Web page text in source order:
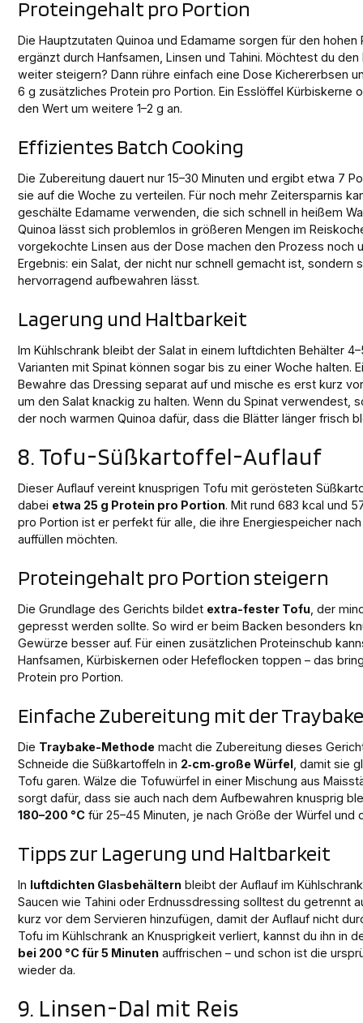
Proteingehalt pro Portion
Die Hauptzutaten Quinoa und Edamame sorgen für den hohen
ergänzt durch Hanfsamen, Linsen und Tahini. Möchtest du
weiter steigern? Dann rühre einfach eine Dose Kichererbsen
6 g zusätzliches Protein pro Portion. Ein Esslöffel Kürbiskerne
den Wert um weitere 1–2 g an.
Effizientes Batch Cooking
Die Zubereitung dauert nur 15–30 Minuten und ergibt etwa 7
sie auf die Woche zu verteilen. Für noch mehr Zeitersparnis
geschälte Edamame verwenden, die sich schnell in heißem
Quinoa lässt sich problemlos in größeren Mengen im
vorgekochte Linsen aus der Dose machen den Prozess noch
Ergebnis: ein Salat, der nicht nur schnell gemacht ist, sondern
hervorragend aufbewahren lässt.
Lagerung und Haltbarkeit
Im Kühlschrank bleibt der Salat in einem luftdichten Behälter
Varianten mit Spinat können sogar bis zu einer Woche halten.
Bewahre das Dressing separat auf und mische es erst kurz
um den Salat knackig zu halten. Wenn du Spinat verwendest,
der noch warmen Quinoa dafür, dass die Blätter länger frisch
8. Tofu-Süßkartoffel-Auflauf
Dieser Auflauf vereint knusprigen Tofu mit gerösteten
dabei etwa 25 g Protein pro Portion. Mit rund 683 kcal und
pro Portion ist er perfekt für alle, die ihre Energiespeicher
auffüllen möchten.
Proteingehalt pro Portion steigern
Die Grundlage des Gerichts bildet extra-fester Tofu , der
gepresst werden sollte. So wird er beim Backen besonders
Gewürze besser auf. Für einen zusätzlichen Proteinschub
Hanfsamen, Kürbiskernen oder Hefeflocken toppen – das
Protein pro Portion.
Einfache Zubereitung mit der
Die Traybake-Methode macht die Zubereitung dieses
Schneide die Süßkartoffeln in 2‑cm‑große Würfel , damit sie
Tofu garen. Wälze die Tofuwürfel in einer Mischung aus
sorgt dafür, dass sie auch nach dem Aufbewahren knusprig
180–200 °C für 25–45 Minuten, je nach Größe der Würfel und
Tipps zur Lagerung und Haltbarkeit
In luftdichten Glasbehältern bleibt der Auflauf im
Saucen wie Tahini oder Erdnussdressing solltest du getrennt
kurz vor dem Servieren hinzufügen, damit der Auflauf nicht
Tofu im Kühlschrank an Knusprigkeit verliert, kannst du ihn in
bei 200 °C für 5 Minuten auffrischen – und schon ist die
wieder da.
9. Linsen-Dal mit Reis